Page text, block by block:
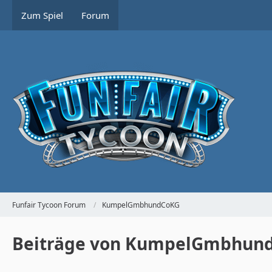
Zum Spiel Forum
Funfair Tycoon Forum KumpelGmbhundCoKG
Beiträge von